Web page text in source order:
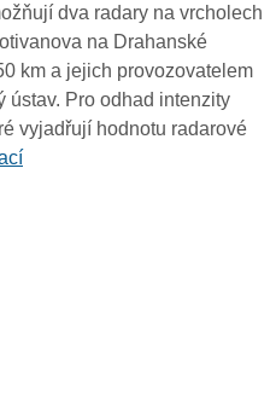
dva radary na vrcholech
na Drahanské
km a jejich provozovatelem
ústav. Pro odhad intenzity
vyjadřují hodnotu radarové